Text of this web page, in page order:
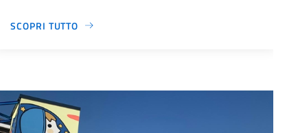
SCOPRI TUTTO